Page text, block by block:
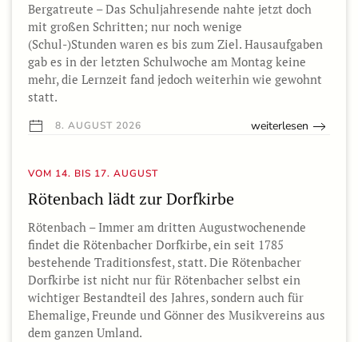
Bergatreute – Das Schuljahresende nahte jetzt doch
mit großen Schritten; nur noch wenige
(Schul-)Stunden waren es bis zum Ziel. Hausaufgaben
gab es in der letzten Schulwoche am Montag keine
mehr, die Lernzeit fand jedoch weiterhin wie gewohnt
statt.
8. AUGUST 2026 weiterlesen
VOM 14. BIS 17. AUGUST
Rötenbach lädt zur Dorfkirbe
Rötenbach – Immer am dritten Augustwochenende
findet die Rötenbacher Dorfkirbe, ein seit 1785
bestehende Traditionsfest, statt. Die Rötenbacher
Dorfkirbe ist nicht nur für Rötenbacher selbst ein
wichtiger Bestandteil des Jahres, sondern auch für
Ehemalige, Freunde und Gönner des Musikvereins aus
dem ganzen Umland.